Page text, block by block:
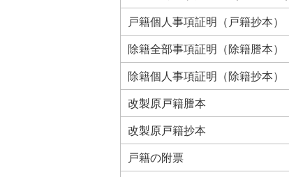
戸籍個人事項証明（戸籍抄本）
除籍全部事項証明（除籍謄本）
除籍個人事項証明（除籍抄本）
改製原戸籍謄本
改製原戸籍抄本
戸籍の附票